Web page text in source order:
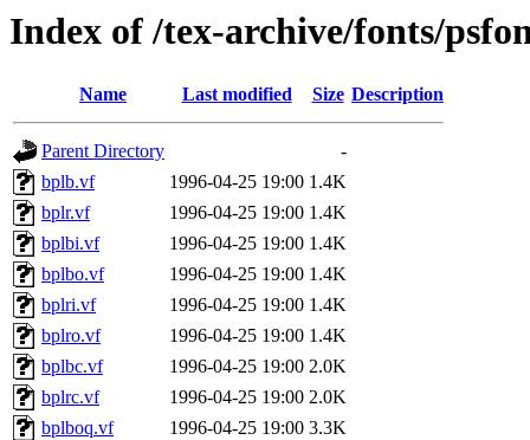
Index of /tex-archive/fonts/
Name Last modified Size Description
Parent Directory
-
bplb.vf
1996-04-25 19:00 1.4K
bplr.vf
1996-04-25 19:00 1.4K
bplbi.vf
1996-04-25 19:00 1.4K
bplbo.vf
1996-04-25 19:00 1.4K
bplri.vf
1996-04-25 19:00 1.4K
bplro.vf
1996-04-25 19:00 1.4K
bplbc.vf
1996-04-25 19:00 2.0K
bplrc.vf
1996-04-25 19:00 2.0K
bplboq.vf
1996-04-25 19:00 3.3K